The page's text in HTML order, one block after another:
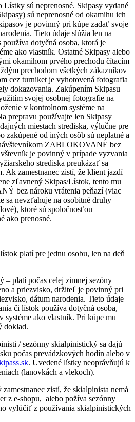
Lístky sú neprenosné. Skipasy vydané
sú neprenosné od okamihu ich
je povinný pri kúpe zadať svoje
Tieto údaje slúžia len na
dotyčná osoba, ktorá je
ako vlastník. Ostatné Skipasy alebo
okamihom prvého prechodu čítacím
prechodom všetkých zákazníkov
cez turniket je vyhotovená fotografia
dokazovania. Zakúpením Skipasu
svojej osobnej fotografie na
v kontrolnom systéme na
prepravu používajte len Skipasy
miestach strediska, výlučne pre
zakúpené od iných osôb sú neplatné a
ZABLOKOVANÉ bez
je povinný v prípade vyzvania
strediska preukázať sa
Ak zamestnanec zistí, že klient jazdí
zľavnený Skipas/Lístok, tento mu
bez nároku vrátenia peňazí (viac
sa nevzťahuje na osobitné druhy
ktoré sú spoločnosťou
ako prenosné.
platí pre jednu osobu, len na deň
– platí počas celej zimnej sezóny
a priezvisko, držiteľ je povinný pri
dátum narodenia. Tieto údaje
či lístok používa dotyčná osoba,
systéme ako vlastník. Pri kúpe mu
doklad.
/ sezónny skialpinistický sa dajú
počas prevádzkových hodín alebo v
. Uvedené lístky neoprávňujú k
(lanovkách a vlekoch).
zistí, že skialpinista nemá
z e-shopu, alebo požíva sezónny
vylúčiť z používania skialpinistických